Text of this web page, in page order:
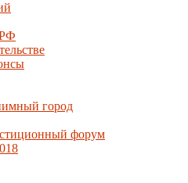
город
форум